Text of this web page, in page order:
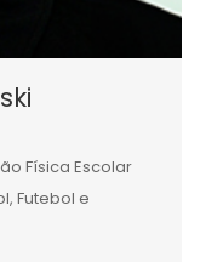
Física Escolar
Futebol e